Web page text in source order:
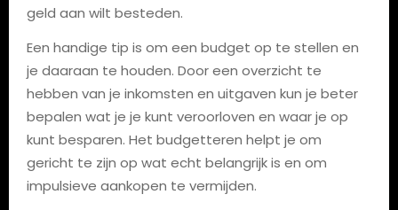
geld aan wilt besteden.
Een handige tip is om een budget op te stellen en
je daaraan te houden. Door een overzicht te
hebben van je inkomsten en uitgaven kun je beter
bepalen wat je je kunt veroorloven en waar je op
kunt besparen. Het budgetteren helpt je om
gericht te zijn op wat echt belangrijk is en om
impulsieve aankopen te vermijden.